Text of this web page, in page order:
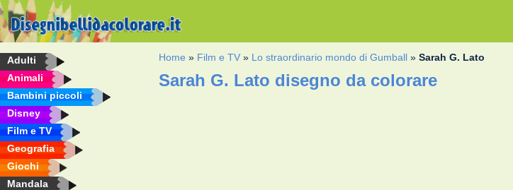
Adulti
Animali
Bambini piccoli
Disney
Film e TV
Geografia
Giochi
Mandala
Home » Film e TV » Lo straordinario mondo di Gumball »Sarah G. Lato
Sarah G. Lato disegno da colorare